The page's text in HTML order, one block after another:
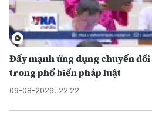
Đẩy mạnh ứng dụng chuyển
trong phổ biến pháp luật
09-08-2026, 22:22